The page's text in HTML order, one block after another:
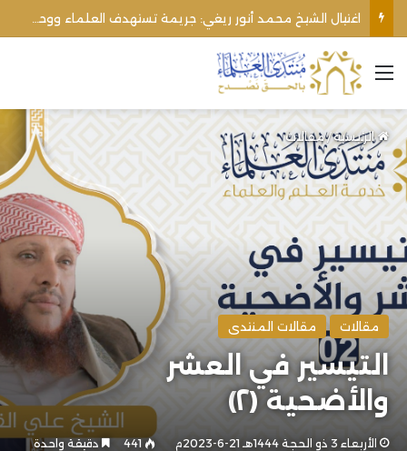
القائمة
الرئيسية/مقالات
مقالات مقالات المنتدى
التيسير في العشر
والأضحية (٢)
الأربعاء 3 ذو الحجة 1444هـ 21-6-2023م 441 دقيقة واحدة